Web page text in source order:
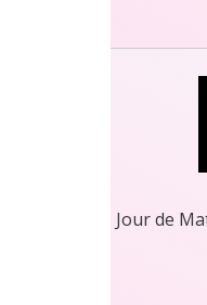
Jour de